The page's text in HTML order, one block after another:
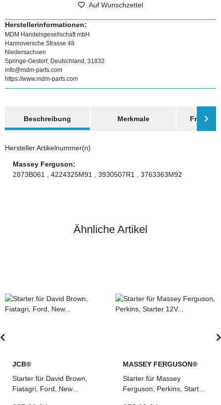
Auf Wunschzettel
Herstellerinformationen:
MDM Handelsgesellschaft mbH
Hannoversche Strasse 48
Niedersachsen
Springe-Gestorf, Deutschland, 31832
info@mdm-parts.com
https://www.mdm-parts.com
Beschreibung
Merkmale Frage
Hersteller Artikelnummer(n)
Massey Ferguson:
2873B061 , 4224325M91 , 3930507R1 , 3763363M92
Ähnliche Artikel
JCB®
Starter für David Brown,
Fiatagri, Ford, New
MASSEY FERGUSON®
Starter für Massey
Ferguson, Perkins, Starter